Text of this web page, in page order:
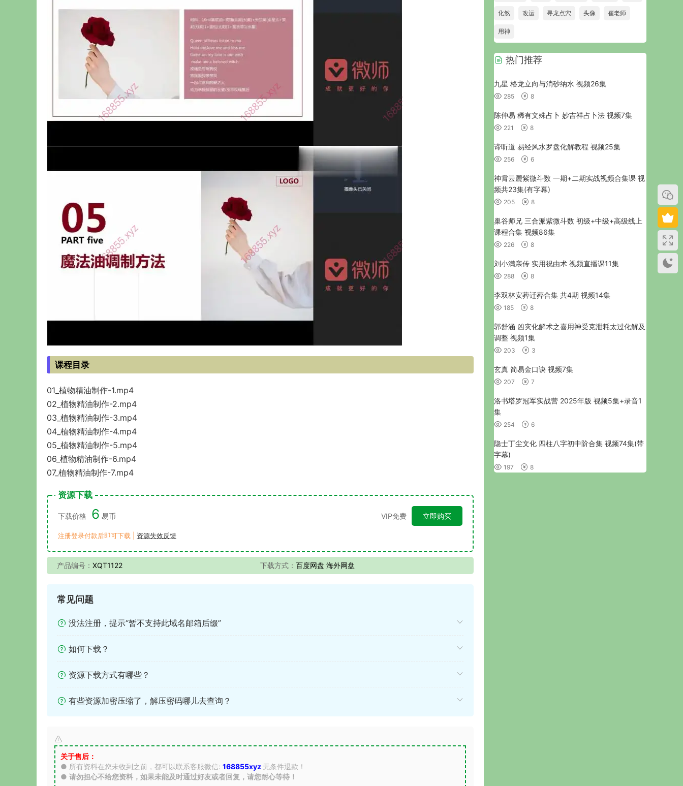
课程目录
01_植物精油制作-1.mp4
02_植物精油制作-2.mp4
03_植物精油制作-3.mp4
04_植物精油制作-4.mp4
05_植物精油制作-5.mp4
06_植物精油制作-6.mp4
07_植物精油制作-7.mp4
资源下载
下载价格 6 易币 VIP免费 立即购买
注册登录付款后即可下载 | 资源失效反馈
产品编号： XQT1122 下载方式： 百度网盘 海外网盘
常见问题
没法注册，提示“暂不支持此域名邮箱后缀”
如何下载？
资源下载方式有哪些？
有些资源加密压缩了，解压密码哪儿去查询？
关于售后：
● 所有资料在您未收到之前，都可以联系客服微信: 168855xyz 无条件退款！
● 请勿担心不给您资料，如果未能及时通过好友或者回复，请您耐心等待！
化煞 改运 寻龙点穴 头像 崔老师
用神
热门推荐
九星 格龙立向与消砂纳水 视频26集
285 8
陈仲易 稀有文殊占卜 妙吉祥占卜法 视频7集
221 8
谛听道 易经风水罗盘化解教程 视频25集
256 6
神霄云麓紫微斗数 一期+二期实战视频合集课 视
频共23集(有字幕)
205 8
巢谷师兄 三合派紫微斗数 初级+中级+高级线上
课程合集 视频86集
226 8
刘小满亲传 实用祝由术 视频直播课11集
288 8
李双林安葬迁葬合集 共4期 视频14集
185 8
郭舒涵 凶灾化解术之喜用神受克泄耗太过化解及
调整 视频1集
203 3
玄真 简易金口诀 视频7集
207 7
洛书塔罗冠军实战营 2025年版 视频5集+录音1
集
254 6
隐士丁尘文化 四柱八字初中阶合集 视频74集(带
字幕)
197 8